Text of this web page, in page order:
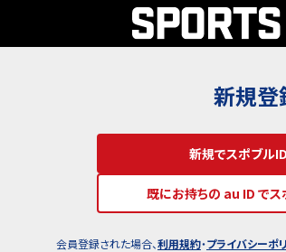
新規登
新規でスポブル
既にお持ちの au ID で
会員登録された場合、利用規約・プライバシーポ